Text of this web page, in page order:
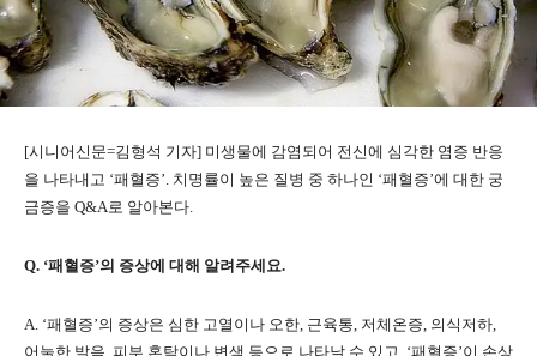
[시니어신문=김형석 기자] 미생물에 감염되어 전신에 심각한 염증 반응
을 나타내고 ‘패혈증’. 치명률이 높은 질병 중 하나인 ‘패혈증’에 대한 궁
금증을 Q&A로 알아본다.
Q. ‘패혈증’의 증상에 대해 알려주세요.
A. ‘패혈증’의 증상은 심한 고열이나 오한, 근육통, 저체온증, 의식저하,
어눌한 발음, 피부 혼탁이나 변색 등으로 나타날 수 있고, ‘패혈증’이 손상